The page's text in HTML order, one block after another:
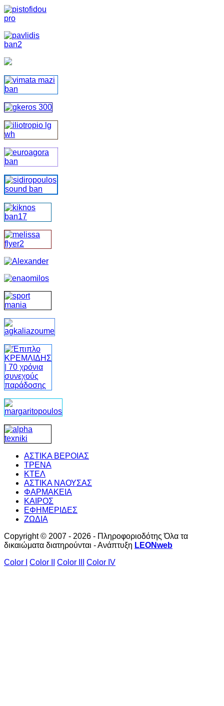
ΑΣΤΙΚΑ ΒΕΡΟΙΑΣ
ΤΡΕΝΑ
ΚΤΕΛ
ΑΣΤΙΚΑ ΝΑΟΥΣΑΣ
ΦΑΡΜΑΚΕΙΑ
ΚΑΙΡΟΣ
ΕΦΗΜΕΡΙΔΕΣ
ΖΩΔΙΑ
Copyright © 2007 - 2026 - Πληροφοριοδότης Όλα τα
δικαιώματα διατηρούνται - Ανάπτυξη LEONweb
Color I
Color II Color III Color IV